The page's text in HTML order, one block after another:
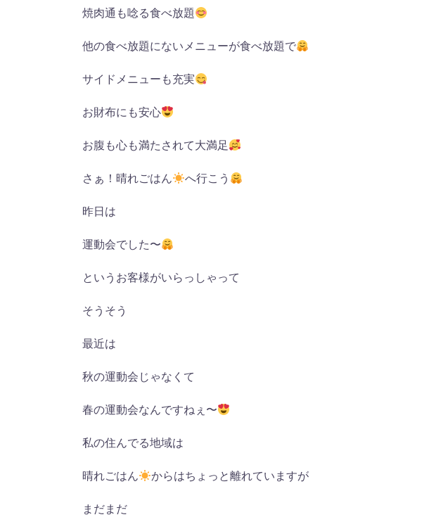
焼肉通も唸る食べ放題
他の食べ放題にないメニューが食べ放題で
サイドメニューも充実
お財布にも安心
お腹も心も満たされて大満足
さぁ！晴れごはん へ行こう
昨日は
運動会でした〜
というお客様がいらっしゃって
そうそう
最近は
秋の運動会じゃなくて
春の運動会なんですねぇ〜
私の住んでる地域は
晴れごはん からはちょっと離れていますが
まだまだ